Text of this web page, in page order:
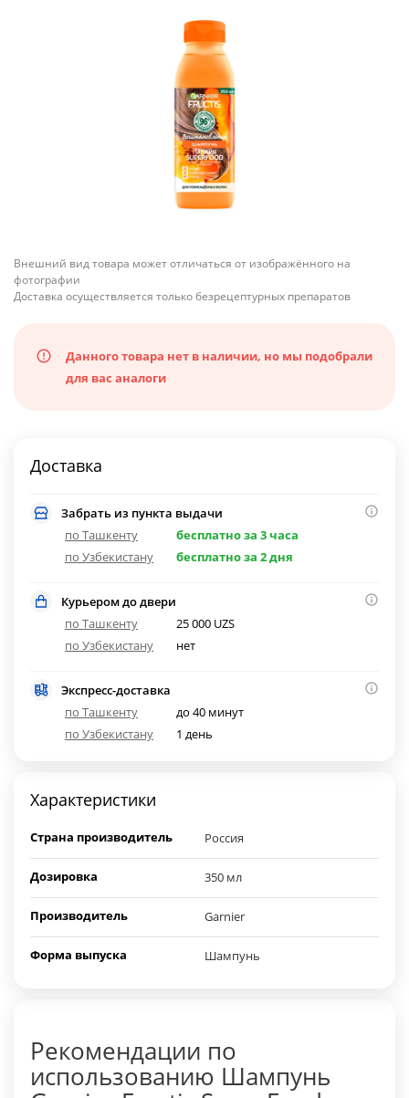
Внешний вид товара может отличаться от изображённого на
фотографии
Доставка осуществляется только безрецептурных препаратов
Данного товара нет в наличии, но мы подобрали
для вас аналоги
Доставка
Забрать из пункта выдачи
по Ташкенту
бесплатно за 3 часа
по Узбекистану
бесплатно за 2 дня
Курьером до двери
по Ташкенту
25 000 UZS
по Узбекистану
нет
Экспресс-доставка
по Ташкенту
до 40 минут
по Узбекистану
1 день
Характеристики
Страна производитель Россия
Дозировка 350 мл
Производитель Garnier
Форма выпуска Шампунь
Рекомендации по
использованию Шампунь